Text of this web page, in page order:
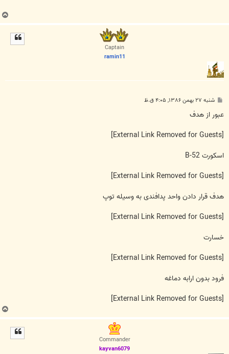
ب
ا
Captain
ramin11
پ
ت
شنبه ۲۷ بهمن ۱۳۸۶, ۴:۰۵ ق.ظ
عبور از هدف
اسکورت B-52
هدف قرار دادن واحد پدافندی به وسیله توپ
خسارت
فرود بدون ارابه دماغه
ب
ا
Commander
kayvan6079